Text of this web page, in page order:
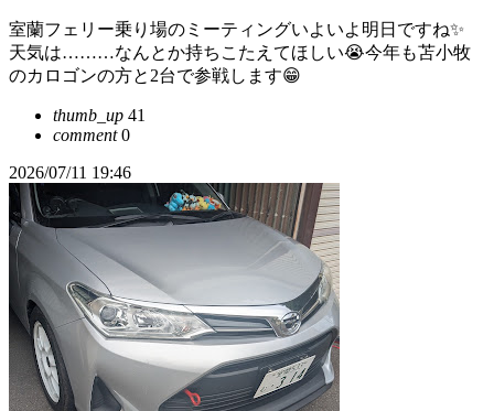
室蘭フェリー乗り場のミーティングいよいよ明日ですね✨
天気は………なんとか持ちこたえてほしい😭今年も苫小牧
のカロゴンの方と2台で参戦します😁
thumb_up 41
comment0
2026/07/11 19:46